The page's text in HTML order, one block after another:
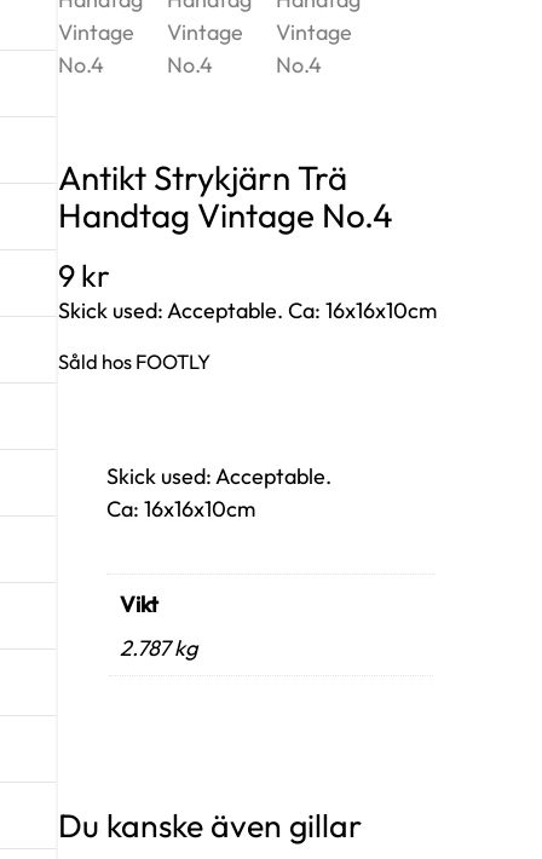
Antikt Strykjärn Trä
Handtag Vintage No.4
9kr
Skick used: Acceptable. Ca: 16x16x10cm
Såld hos FOOTLY
Skick used: Acceptable.
Ca: 16x16x10cm
Vikt
2.787 kg
Du kanske även gillar